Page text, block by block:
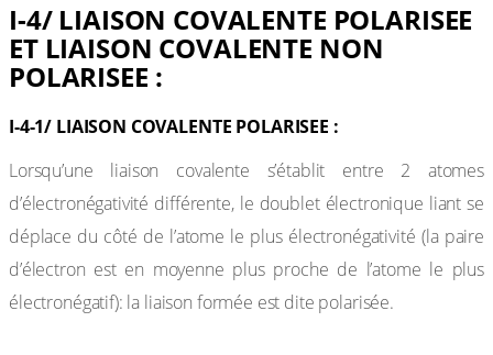
I-4/ LIAISON COVALENTE POLARISEE
ET LIAISON COVALENTE NON
POLARISEE :
I-4-1/ LIAISON COVALENTE POLARISEE :
Lorsqu’une liaison covalente s’établit entre 2 atomes
d’électronégativité différente, le doublet électronique liant se
déplace du côté de l’atome le plus électronégativité (la paire
d’électron est en moyenne plus proche de l’atome le plus
électronégatif): la liaison formée est dite polarisée.